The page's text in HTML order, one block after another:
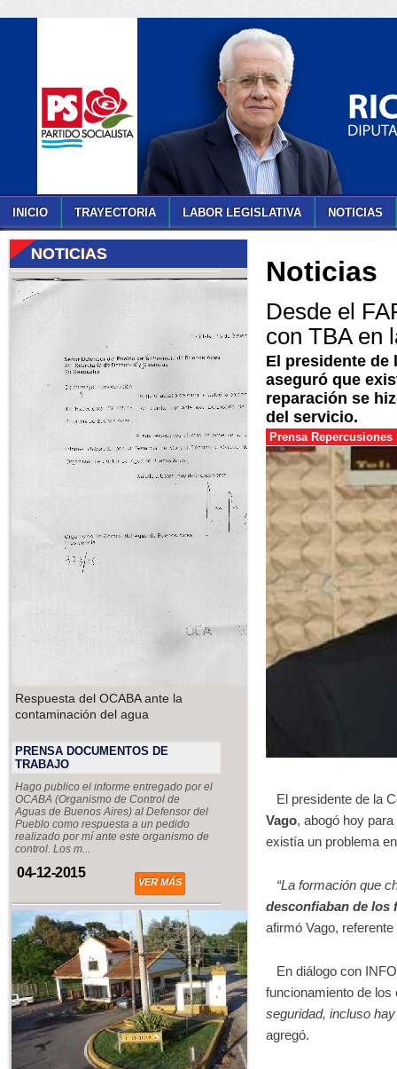
INICIO TRAYECTORIA LABOR LEGISLATIVA NOTICIAS
NOTICIAS
Respuesta del OCABA ante la
contaminación del agua
PRENSA DOCUMENTOS DE
TRABAJO
Hago publico el informe entregado por el
OCABA (Organismo de Control de
Aguas de Buenos Aires) al Defensor del
Pueblo como respuesta a un pedido
realizado por mí ante este organismo de
control. Los m...
04-12-2015
VER MÁS
Noticias
Desde el
con TBA en
El presidente de
aseguró que
reparación se
del servicio.
Prensa Repercusiones
El presidente de la
Vago, abogó hoy
existía un problema
“La formación que
desconfiaban de los
afirmó Vago,
En diálogo con
funcionamiento de
seguridad, incluso
agregó.